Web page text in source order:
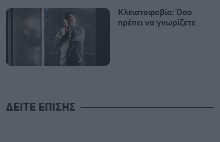
Κλειστοφοβία: Όσα
πρέπει να γνωρίζετε
ΔΕΙΤΕ ΕΠΙΣΗΣ